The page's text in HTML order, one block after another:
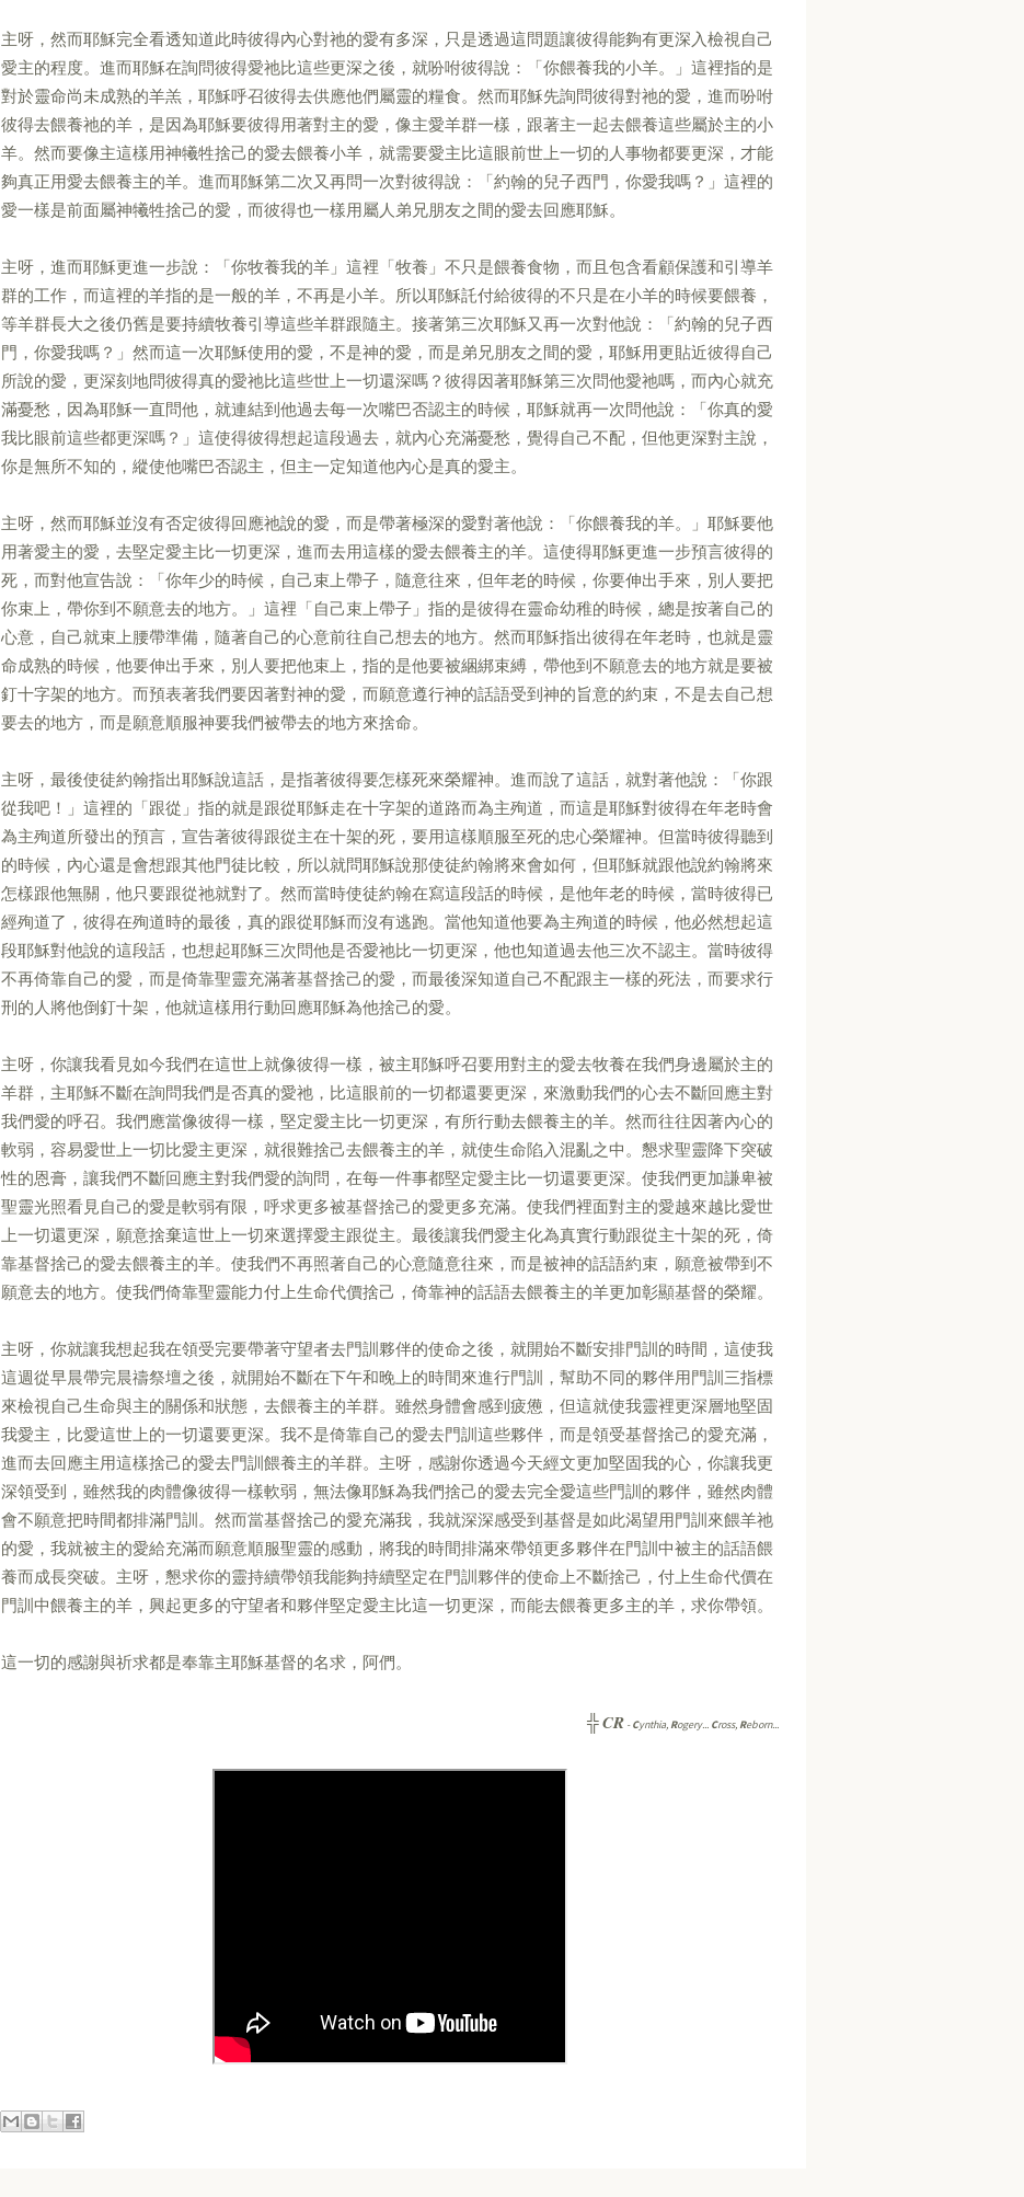
主呀，然而耶穌完全看透知道此時彼得內心對祂的愛有多深，只是透過這問題讓彼得能夠有更深入檢視自己
愛主的程度。進而耶穌在詢問彼得愛祂比這些更深之後，就吩咐彼得說：「你餵養我的小羊。」這裡指的是
對於靈命尚未成熟的羊羔，耶穌呼召彼得去供應他們屬靈的糧食。然而耶穌先詢問彼得對祂的愛，進而吩咐
彼得去餵養祂的羊，是因為耶穌要彼得用著對主的愛，像主愛羊群一樣，跟著主一起去餵養這些屬於主的小
羊。然而要像主這樣用神犧牲捨己的愛去餵養小羊，就需要愛主比這眼前世上一切的人事物都要更深，才能
夠真正用愛去餵養主的羊。進而耶穌第二次又再問一次對彼得說：「約翰的兒子西門，你愛我嗎？」這裡的
愛一樣是前面屬神犧牲捨己的愛，而彼得也一樣用屬人弟兄朋友之間的愛去回應耶穌。
主呀，進而耶穌更進一步說：「你牧養我的羊」這裡「牧養」不只是餵養食物，而且包含看顧保護和引導羊
群的工作，而這裡的羊指的是一般的羊，不再是小羊。所以耶穌託付給彼得的不只是在小羊的時候要餵養，
等羊群長大之後仍舊是要持續牧養引導這些羊群跟隨主。接著第三次耶穌又再一次對他說：「約翰的兒子西
門，你愛我嗎？」然而這一次耶穌使用的愛，不是神的愛，而是弟兄朋友之間的愛，耶穌用更貼近彼得自己
所說的愛，更深刻地問彼得真的愛祂比這些世上一切還深嗎？彼得因著耶穌第三次問他愛祂嗎，而內心就充
滿憂愁，因為耶穌一直問他，就連結到他過去每一次嘴巴否認主的時候，耶穌就再一次問他說：「你真的愛
我比眼前這些都更深嗎？」這使得彼得想起這段過去，就內心充滿憂愁，覺得自己不配，但他更深對主說，
你是無所不知的，縱使他嘴巴否認主，但主一定知道他內心是真的愛主。
主呀，然而耶穌並沒有否定彼得回應祂說的愛，而是帶著極深的愛對著他說：「你餵養我的羊。」耶穌要他
用著愛主的愛，去堅定愛主比一切更深，進而去用這樣的愛去餵養主的羊。這使得耶穌更進一步預言彼得的
死，而對他宣告說：「你年少的時候，自己束上帶子，隨意往來，但年老的時候，你要伸出手來，別人要把
你束上，帶你到不願意去的地方。」這裡「自己束上帶子」指的是彼得在靈命幼稚的時候，總是按著自己的
心意，自己就束上腰帶準備，隨著自己的心意前往自己想去的地方。然而耶穌指出彼得在年老時，也就是靈
命成熟的時候，他要伸出手來，別人要把他束上，指的是他要被綑綁束縛，帶他到不願意去的地方就是要被
釘十字架的地方。而預表著我們要因著對神的愛，而願意遵行神的話語受到神的旨意的約束，不是去自己想
要去的地方，而是願意順服神要我們被帶去的地方來捨命。
主呀，最後使徒約翰指出耶穌說這話，是指著彼得要怎樣死來榮耀神。進而說了這話，就對著他說：「你跟
從我吧！」這裡的「跟從」指的就是跟從耶穌走在十字架的道路而為主殉道，而這是耶穌對彼得在年老時會
為主殉道所發出的預言，宣告著彼得跟從主在十架的死，要用這樣順服至死的忠心榮耀神。但當時彼得聽到
的時候，內心還是會想跟其他門徒比較，所以就問耶穌說那使徒約翰將來會如何，但耶穌就跟他說約翰將來
怎樣跟他無關，他只要跟從祂就對了。然而當時使徒約翰在寫這段話的時候，是他年老的時候，當時彼得已
經殉道了，彼得在殉道時的最後，真的跟從耶穌而沒有逃跑。當他知道他要為主殉道的時候，他必然想起這
段耶穌對他說的這段話，也想起耶穌三次問他是否愛祂比一切更深，他也知道過去他三次不認主。當時彼得
不再倚靠自己的愛，而是倚靠聖靈充滿著基督捨己的愛，而最後深知道自己不配跟主一樣的死法，而要求行
刑的人將他倒釘十架，他就這樣用行動回應耶穌為他捨己的愛。
主呀，你讓我看見如今我們在這世上就像彼得一樣，被主耶穌呼召要用對主的愛去牧養在我們身邊屬於主的
羊群，主耶穌不斷在詢問我們是否真的愛祂，比這眼前的一切都還要更深，來激動我們的心去不斷回應主對
我們愛的呼召。我們應當像彼得一樣，堅定愛主比一切更深，有所行動去餵養主的羊。然而往往因著內心的
軟弱，容易愛世上一切比愛主更深，就很難捨己去餵養主的羊，就使生命陷入混亂之中。懇求聖靈降下突破
性的恩膏，讓我們不斷回應主對我們愛的詢問，在每一件事都堅定愛主比一切還要更深。使我們更加謙卑被
聖靈光照看見自己的愛是軟弱有限，呼求更多被基督捨己的愛更多充滿。使我們裡面對主的愛越來越比愛世
上一切還更深，願意捨棄這世上一切來選擇愛主跟從主。最後讓我們愛主化為真實行動跟從主十架的死，倚
靠基督捨己的愛去餵養主的羊。使我們不再照著自己的心意隨意往來，而是被神的話語約束，願意被帶到不
願意去的地方。使我們倚靠聖靈能力付上生命代價捨己，倚靠神的話語去餵養主的羊更加彰顯基督的榮耀。
主呀，你就讓我想起我在領受完要帶著守望者去門訓夥伴的使命之後，就開始不斷安排門訓的時間，這使我
這週從早晨帶完晨禱祭壇之後，就開始不斷在下午和晚上的時間來進行門訓，幫助不同的夥伴用門訓三指標
來檢視自己生命與主的關係和狀態，去餵養主的羊群。雖然身體會感到疲憊，但這就使我靈裡更深層地堅固
我愛主，比愛這世上的一切還要更深。我不是倚靠自己的愛去門訓這些夥伴，而是領受基督捨己的愛充滿，
進而去回應主用這樣捨己的愛去門訓餵養主的羊群。主呀，感謝你透過今天經文更加堅固我的心，你讓我更
深領受到，雖然我的肉體像彼得一樣軟弱，無法像耶穌為我們捨己的愛去完全愛這些門訓的夥伴，雖然肉體
會不願意把時間都排滿門訓。然而當基督捨己的愛充滿我，我就深深感受到基督是如此渴望用門訓來餵羊祂
的愛，我就被主的愛給充滿而願意順服聖靈的感動，將我的時間排滿來帶領更多夥伴在門訓中被主的話語餵
養而成長突破。主呀，懇求你的靈持續帶領我能夠持續堅定在門訓夥伴的使命上不斷捨己，付上生命代價在
門訓中餵養主的羊，興起更多的守望者和夥伴堅定愛主比這一切更深，而能去餵養更多主的羊，求你帶領。
這一切的感謝與祈求都是奉靠主耶穌基督的名求，阿們。
╬CR -Cynthia, Rogery... Cross, Reborn...